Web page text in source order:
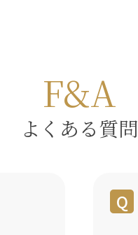
F&A
よくある質問